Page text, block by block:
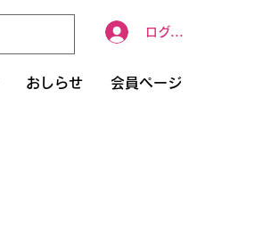
ログイン
おしらせ 会員ページ